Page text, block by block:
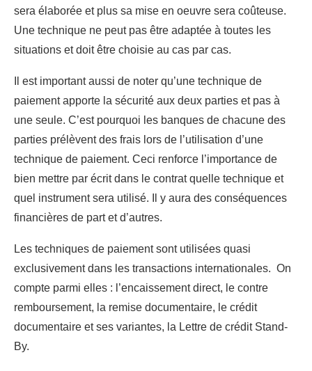
sera élaborée et plus sa mise en oeuvre sera coûteuse.
Une technique ne peut pas être adaptée à toutes les
situations et doit être choisie au cas par cas.
Il est important aussi de noter qu’une technique de
paiement apporte la sécurité aux deux parties et pas à
une seule. C’est pourquoi les banques de chacune des
parties prélèvent des frais lors de l’utilisation d’une
technique de paiement. Ceci renforce l’importance de
bien mettre par écrit dans le contrat quelle technique et
quel instrument sera utilisé. Il y aura des conséquences
financières de part et d’autres.
Les techniques de paiement sont utilisées quasi
exclusivement dans les transactions internationales. On
compte parmi elles : l’encaissement direct, le contre
remboursement, la remise documentaire, le crédit
documentaire et ses variantes, la Lettre de crédit Stand-
By.